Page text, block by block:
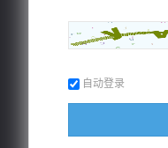
自动登录